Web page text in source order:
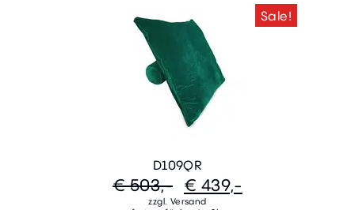
Sale!
D109QR
€ 503,- € 439,-
zzgl. Versand